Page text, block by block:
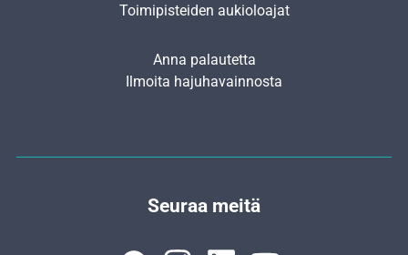
Toimipisteiden aukioloajat
Anna palautetta
Ilmoita hajuhavainnosta
Seuraa meitä